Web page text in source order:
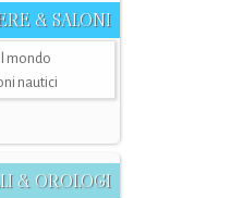
& SALONI
mondo
nautici
& OROLOGI